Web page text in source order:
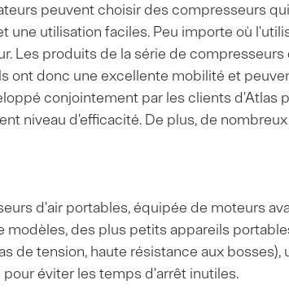
peuvent choisir des compresseurs
utilisation faciles. Peu importe où
Les produits de la série de
ont donc une excellente mobilité et
conjointement par les clients d'Atlas
niveau d'efficacité. De plus, de
d'air portables, équipée de moteurs
des plus petits appareils
de tension, haute résistance aux
éviter les temps d'arrêt inutiles.